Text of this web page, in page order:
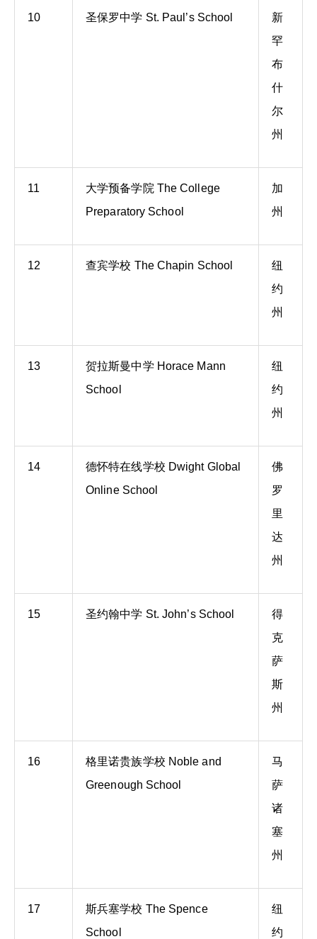
10 圣保罗中学 St. Paul’s School
新
罕
布
什
尔
州
11
大学预备学院 The College
Preparatory School
加
州
12 查宾学校 The Chapin School
纽
约
州
13
贺拉斯曼中学 Horace Mann
School
纽
约
州
14
德怀特在线学校 Dwight Global
Online School
佛
罗
里
达
州
15 圣约翰中学 St. John’s School
得
克
萨
斯
州
16
格里诺贵族学校 Noble and
Greenough School
马
萨
诸
塞
州
17
斯兵塞学校 The Spence
School
纽
约